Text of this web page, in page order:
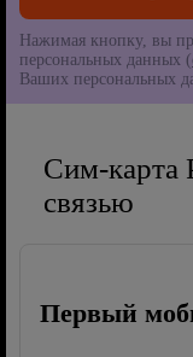
Нажимая кнопку, вы
персональных данных (
Ваших персональных
Сим-карта
связью
Первый